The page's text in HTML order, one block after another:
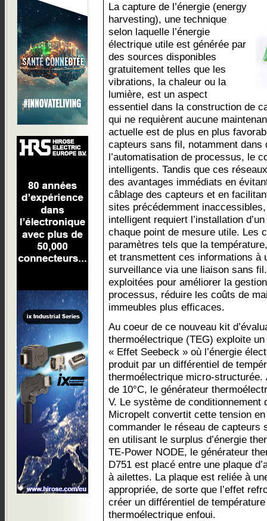
La capture de l’énergie (energy
harvesting), une technique
selon laquelle l’énergie
électrique utile est générée par
des sources disponibles
gratuitement telles que les
vibrations, la chaleur ou la
lumière, est un aspect
essentiel dans la construction de
qui ne requièrent aucune
actuelle est de plus en plus
capteurs sans fil, notamment dans
l’automatisation de processus, le
intelligents. Tandis que ces
des avantages immédiats en
câblage des capteurs et en
sites précédemment
intelligent requiert l’installation
chaque point de mesure utile. Les
paramètres tels que la
et transmettent ces informations à
surveillance via une liaison sans
exploitées pour améliorer la
processus, réduire les coûts de
immeubles plus efficaces.
Au coeur de ce nouveau kit
thermoélectrique (TEG) exploite
« Effet Seebeck » où l’énergie
produit par un différentiel de
thermoélectrique micro-structurée.
de 10°C, le générateur
V. Le système de conditionnement
Micropelt convertit cette tension
commander le réseau de capteurs
en utilisant le surplus d’énergie
TE-Power NODE, le générateur
D751 est placé entre une plaque
à ailettes. La plaque est reliée à
appropriée, de sorte que l’effet
créer un différentiel de
thermoélectrique enfoui.